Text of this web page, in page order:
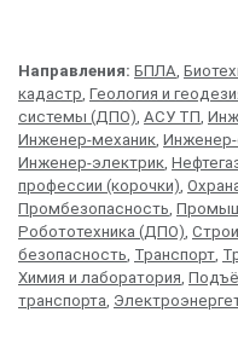
Направления: БПЛА
кадастр Геология и
системы (ДПО) АСУ ТП
Инженер-механик Инженер-
Инженер-электрик
профессии (корочки)
Промбезопасность
Робототехника (ДПО)
безопасность Транспорт
Химия и лаборатория
транспорта